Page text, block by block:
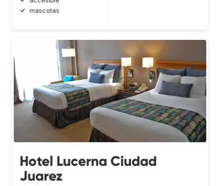
mascotas
Hotel Lucerna Ciudad
Juarez